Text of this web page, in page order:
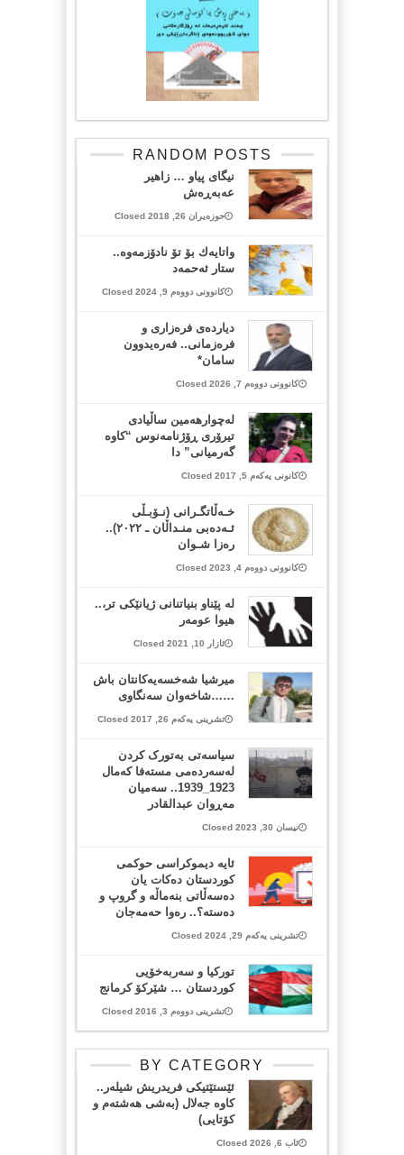
RANDOM POSTS
نیگای پیاو … زاهیر
عەبەڕەش
حوزەیران 26, 2018 Closed
واتایه‌ك بۆ تۆ نادۆزمه‌وه‌..
ستار ئەحمەد
کانوونی دووەم 9, 2024 Closed
دیاردەی فرەزاری و
فرەزمانی.. فەرەیدوون
سامان*
کانوونی دووەم 7, 2026 Closed
لەچوارهەمین ساڵیادی
تیرۆری ڕۆژنامەنوس “کاوە
گەرمیانی” دا
کانونی یەکەم 5, 2017 Closed
خـەڵاتگـرانی (نـۆبـڵی
ئـەدەبی منـداڵان ـ ٢٠٢٢)..
رەزا شـوان
کانوونی دووەم 4, 2023 Closed
لە پێناو بنیاتنانى ژیانێکى تر،..
هیوا عومەر
ئازار 10, 2021 Closed
میرشیا شه‌خسه‌یه‌كانتان باش
……شاخه‌وان سه‌نگاوی
تشرینی یەکەم 26, 2017 Closed
سیاسەتی بەتورک کردن
لەسەردەمی مستەفا کەمال
1923_1939.. سەمیان
مەڕوان عبدالقادر
نیسان 30, 2023 Closed
ئایە دیموكراسی حوكمی
كوردستان دەكات یان
دەسەڵاتی بنەماڵە و گروپ و
دەستە؟.. رەوا حەمەجان
تشرینی یەکەم 29, 2024 Closed
تورکیا و سەربەخۆیی
کوردستان … شێرکۆ کرمانج
تشرینی دووەم 3, 2016 Closed
BY CATEGORY
ئێستێتیکی فریدریش شیلەر..
کاوە جەلال (بەشی هەشتەم و
کۆتایی)
ئاب 6, 2026 Closed